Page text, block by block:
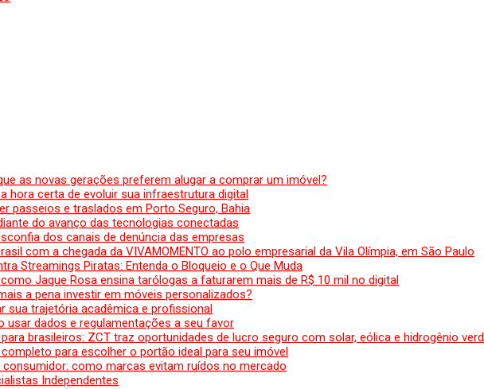
as novas gerações preferem alugar a comprar um imóvel?
hora certa de evoluir sua infraestrutura digital
passeios e traslados em Porto Seguro, Bahia
do avanço das tecnologias conectadas
dos canais de denúncia das empresas
com a chegada da VIVAMOMENTO ao polo empresarial da Vila Olímpia, em São Paulo
Streamings Piratas: Entenda o Bloqueio e o Que Muda
Jaque Rosa ensina tarólogas a faturarem mais de R$ 10 mil no digital
a pena investir em móveis personalizados?
sua trajetória acadêmica e profissional
usar dados e regulamentações a seu favor
brasileiros: ZCT traz oportunidades de lucro seguro com solar, eólica e hidrogênio
para escolher o portão ideal para seu imóvel
como marcas evitam ruídos no mercado
Independentes